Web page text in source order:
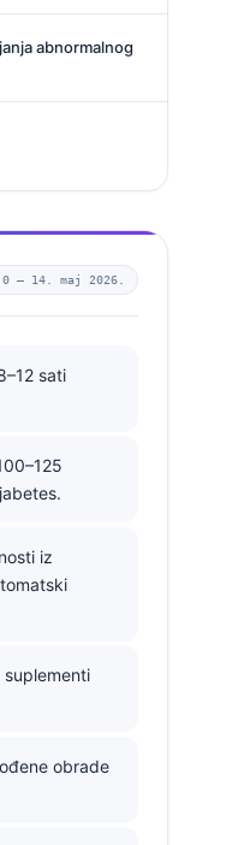
abnormalnog
— 14. maj 2026.
sati
iz
suplementi
obrade